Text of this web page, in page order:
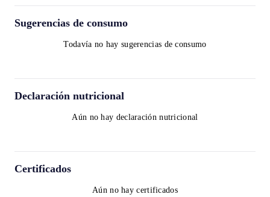
Sugerencias de consumo
Todavía no hay sugerencias de consumo
Declaración nutricional
Aún no hay declaración nutricional
Certificados
Aún no hay certificados